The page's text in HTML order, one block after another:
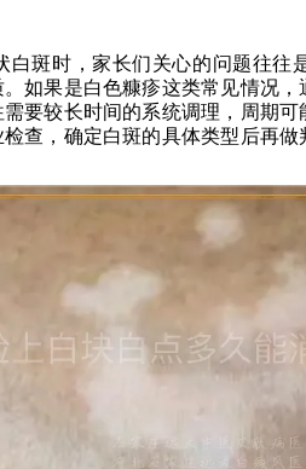
斑时，家长们关心的问题往往
如果是白色糠疹这类常见情况
要较长时间的系统调理，周期
查，确定白斑的具体类型后再